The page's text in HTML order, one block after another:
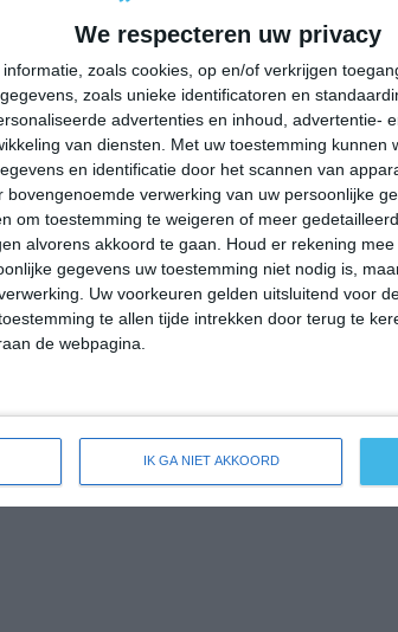
We respecteren uw privacy
informatie, zoals cookies, op en/of verkrijgen
zoals unieke identificatoren en
advertenties en inhoud, advertentie-
van diensten.
Met uw toestemming kunnen
en identificatie door het scannen van
verwerking van uw persoonlijke
om toestemming te weigeren of meer
alvorens akkoord te gaan.
Houd er rekening
gegevens uw toestemming niet nodig is,
Uw voorkeuren gelden uitsluitend voor
te allen tijde intrekken door terug te
de webpagina.
IK GA NIET AKKOORD
17°C
03:00
03:00 09:00
NW 1 ZO 1
03:00
voor Zuclo